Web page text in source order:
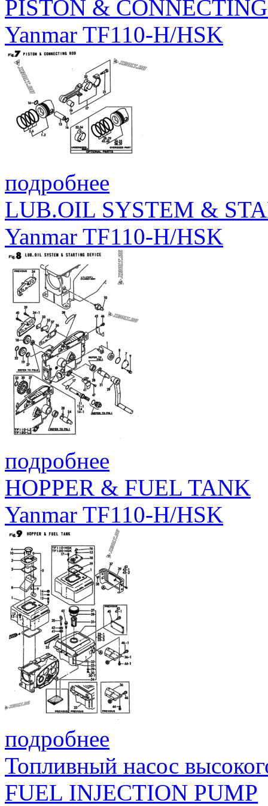
PISTON &
Yanmar TF110-H/HSK
подробнее
LUB.OIL SYSTEM &
Yanmar TF110-H/HSK
подробнее
HOPPER & FUEL TANK
Yanmar TF110-H/HSK
подробнее
Топливный насос
FUEL INJECTION PUMP